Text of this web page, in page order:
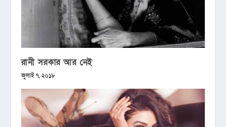
রানী সরকার আর নেই
জুলাই ৭, ২০১৮